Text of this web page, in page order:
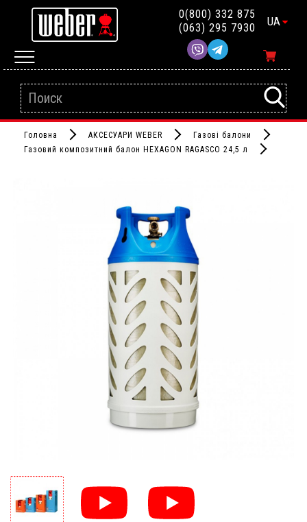
0(800) 332 875
(063) 295 7930
UA
Головна АКСЕСУАРИ WEBER
Газові балони
Газовий композитний балон HEXAGON RAGASCO 24,5 л